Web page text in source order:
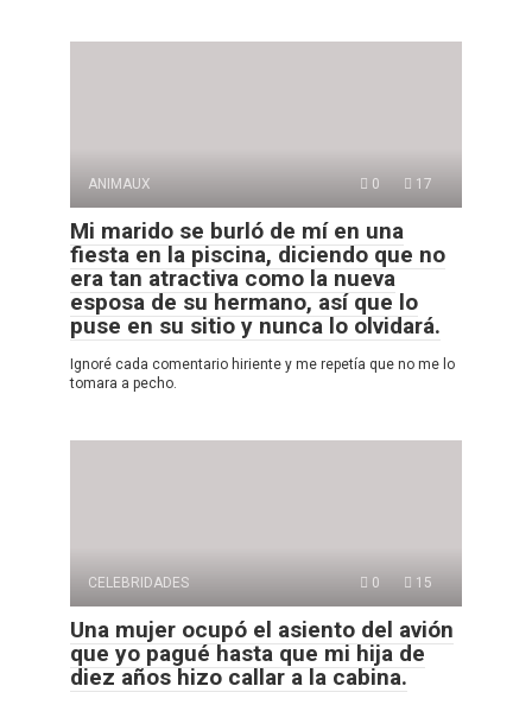
ANIMAUX 0 17
Mi marido se burló de mí en una
fiesta en la piscina, diciendo que no
era tan atractiva como la nueva
esposa de su hermano, así que lo
puse en su sitio y nunca lo olvidará.
Ignoré cada comentario hiriente y me repetía que no me lo
tomara a pecho.
CELEBRIDADES 0 15
Una mujer ocupó el asiento del avión
que yo pagué hasta que mi hija de
diez años hizo callar a la cabina.